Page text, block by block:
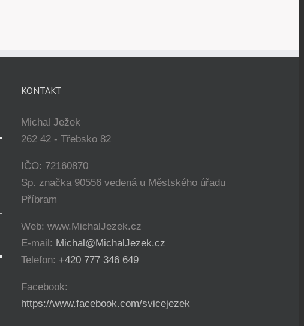
KONTAKT
Michal Ježek
262 42 - Třebsko 82
IČO: 72160870
Sp. značka 90556 vedená u Městského úřadu
Příbram
Web: www.MichalJezek.cz
E-mail: Michal@MichalJezek.cz
Telefon: +420 777 346 649
Facebook:
https://www.facebook.com/svicejezek